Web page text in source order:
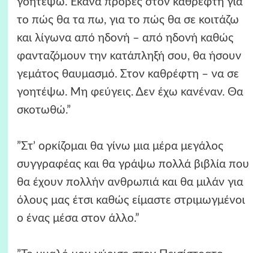
γοητέψω. Έκανα πρόβες στον καθρέφτη για
το πώς θα τα πω, για το πώς θα σε κοιτάζω
και λίγωνα από ηδονή – από ηδονή καθώς
φανταζόμουν την κατάπληξή σου, θα ήσουν
γεμάτος θαυμασμό. Στον καθρέφτη – να σε
γοητέψω. Μη φεύγεις. Δεν έχω κανέναν. Θα
σκοτωθώ.”
”Στ’ ορκίζομαι θα γίνω μια μέρα μεγάλος
συγγραφέας και θα γράψω πολλά βιβλία που
θα έχουν πολλήν ανθρωπιά και θα μιλάν για
όλους μας έτσι καθώς είμαστε στριμωγμένοι
ο ένας μέσα στον άλλο.”